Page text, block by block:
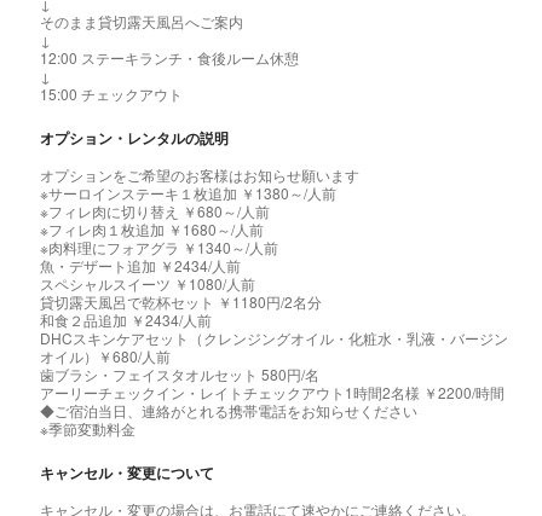
そのまま貸切露天風呂へご案内
↓
12:00 ステーキランチ・食後ルーム休憩
↓
15:00 チェックアウト
オプション・レンタルの説明
オプションをご希望のお客様はお知らせ願います
※サーロインステーキ１枚追加 ￥1380～/人前
※フィレ肉に切り替え ￥680～/人前
※フィレ肉１枚追加 ￥1680～/人前
※肉料理にフォアグラ ￥1340～/人前
魚・デザート追加 ￥2434/人前
スペシャルスイーツ ￥1080/人前
貸切露天風呂で乾杯セット ￥1180円/2名分
和食２品追加 ￥2434/人前
DHCスキンケアセット（クレンジングオイル・化粧水・乳液・バージン
オイル）￥680/人前
歯ブラシ・フェイスタオルセット 580円/名
アーリーチェックイン・レイトチェックアウト1時間2名様 ￥2200/時間
◆ご宿泊当日、連絡がとれる携帯電話をお知らせください
※季節変動料金
キャンセル・変更について
キャンセル・変更の場合は、お電話にて速やかにご連絡ください。